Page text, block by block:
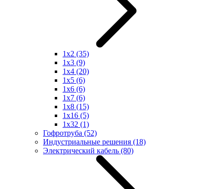
1x2 (35)
1x3 (9)
1x4 (20)
1x5 (6)
1x6 (6)
1x7 (6)
1x8 (15)
1x16 (5)
1x32 (1)
Гофротруба (52)
Индустриальные решения (18)
Электрический кабель (80)